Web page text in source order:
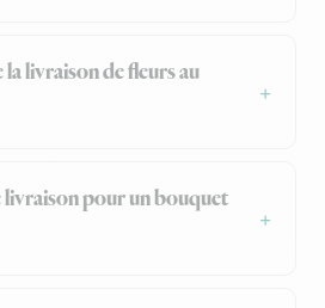
la livraison de fleurs au
livraison pour un bouquet